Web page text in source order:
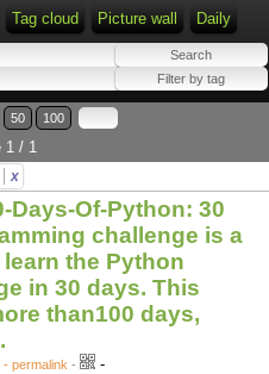
Tag cloud Picture wall Daily
50 100
1 / 1
x
Days-Of-Python: 30
challenge is a
the Python
in 30 days. This
than100 days,
- permalink - -